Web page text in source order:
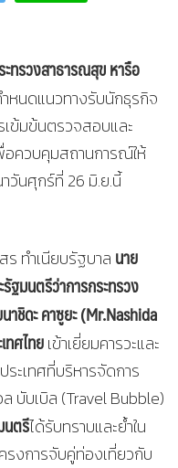
ทรวงสาธารณสุข หารือ
หนดแนวทางรับนักธุรกิจ
ข้มข้นตรวจสอบและ
อควบคุมสถานการณ์ให้
วันศุกร์ที่ 26 มิ.ย.นี้
ร ทำเนียบรัฐบาล นาย
มนตรีว่าการกระทรวง
าชิดะ คาซูยะ (Mr.Nashida
ทศไทยเข้าเยี่ยมคารวะและ
ะเทศที่บริหารจัดการ
บับเบิล (Travel Bubble)
นตรีได้รับทราบและย้ำใน
รงการจับคู่ท่องเที่ยวกับ